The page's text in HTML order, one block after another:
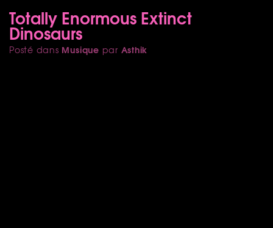
Totally Enormous Extinct
Dinosaurs
Posté dans Musique par Asthik